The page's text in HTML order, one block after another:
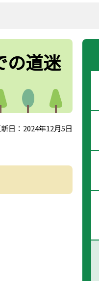
の道迷
日：2024年12月5日